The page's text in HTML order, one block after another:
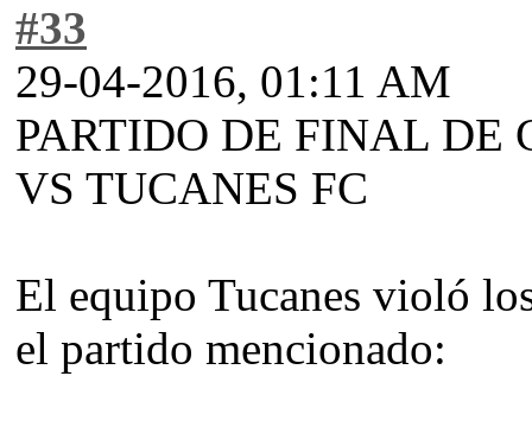
#33
29-04-2016, 01:11 AM
PARTIDO DE FINAL DE
VS TUCANES FC
El equipo Tucanes violó
el partido mencionado: